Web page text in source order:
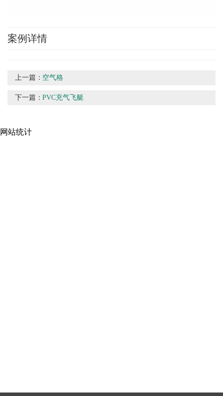
案例详情
上一篇： 空气格
下一篇：PVC充气飞艇
网站统计